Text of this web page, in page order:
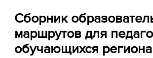
Сборник
маршрутов для
обучающихся региона